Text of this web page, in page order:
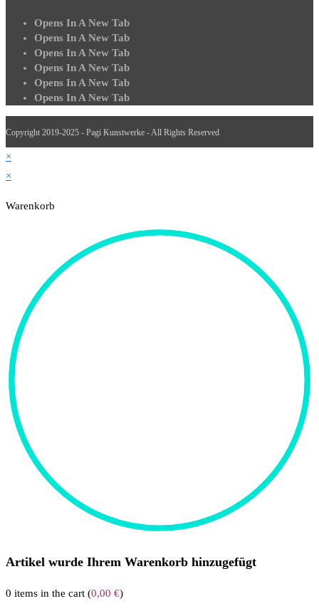
Opens In A New Tab
Opens In A New Tab
Opens In A New Tab
Opens In A New Tab
Opens In A New Tab
Opens In A New Tab
Copyright 2019-2025 - Pagi Kunstwerke - All Rights Reserved
×
×
Warenkorb
Artikel wurde Ihrem Warenkorb hinzugefügt
0 items in the cart (0,00 €)